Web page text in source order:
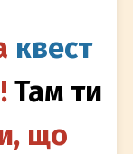
квест
Там ти
що